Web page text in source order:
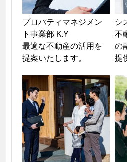
プロパティマネジメン
ト事業部 K.Y
最適な不動産の活用を
提案いたします。
シ
不
の
提